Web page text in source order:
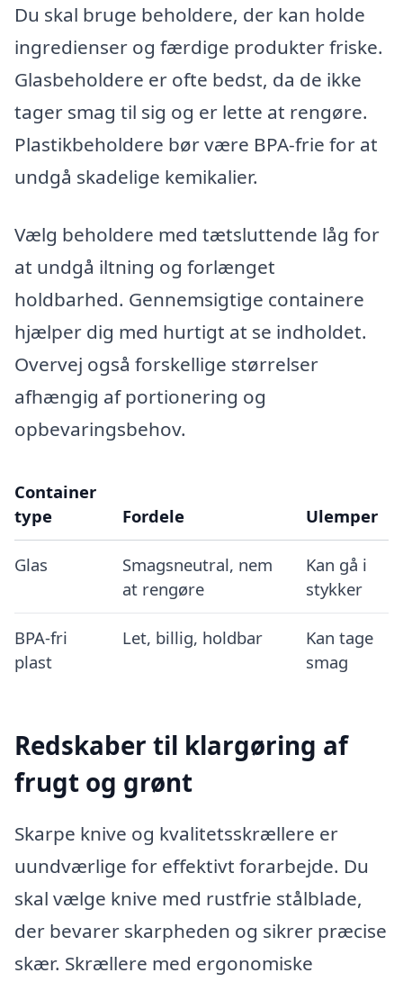
Du skal bruge beholdere, der kan holde
ingredienser og færdige produkter friske.
Glasbeholdere er ofte bedst, da de ikke
tager smag til sig og er lette at rengøre.
Plastikbeholdere bør være BPA-frie for at
undgå skadelige kemikalier.
Vælg beholdere med tætsluttende låg for
at undgå iltning og forlænget
holdbarhed. Gennemsigtige containere
hjælper dig med hurtigt at se indholdet.
Overvej også forskellige størrelser
afhængig af portionering og
opbevaringsbehov.
Container
type
Fordele Ulemper
Glas
Smagsneutral, nem
at rengøre
Kan gå i
stykker
BPA-fri
plast
Let, billig, holdbar
Kan tage
smag
Redskaber til klargøring af
frugt og grønt
Skarpe knive og kvalitetsskrællere er
uundværlige for effektivt forarbejde. Du
skal vælge knive med rustfrie stålblade,
der bevarer skarpheden og sikrer præcise
skær. Skrællere med ergonomiske